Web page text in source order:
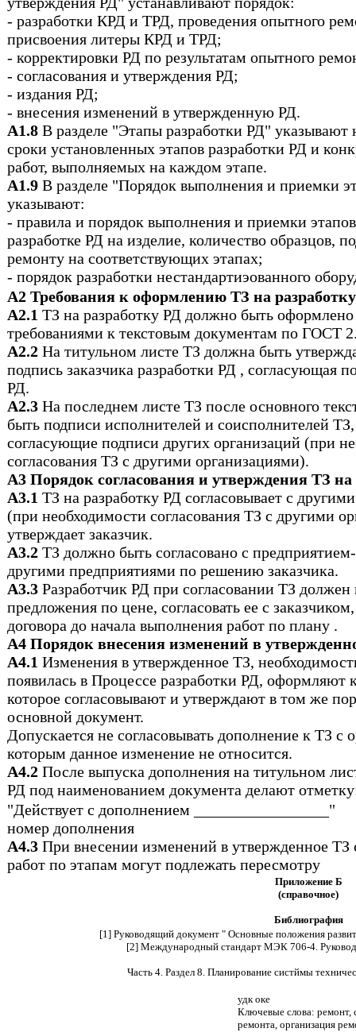
- разработки КРД и ТРД, проведения опытного
присвоения литеры КРД и ТРД;
- корректировки РД по результатам опытного
- согласования и утверждения РД;
- издания РД;
- внесения изменений в утвержденную РД.
А1.8 В разделе "Этапы разработки РД" указывают
сроки установленных этапов разработки РД и
работ, выполняемых на каждом этапе.
А1.9 В разделе "Порядок выполнения и приемки
указывают:
- правила и порядок выполнения и приемки
разработке РД на изделие, количество образцов,
ремонту на соответствующих этапах;
- порядок разработки нестандартиэованного
А2 Требования к оформлению ТЗ на
А2.1 ТЗ на разработку РД должно быть оформлено
требованиями к текстовым документам по ГОСТ
А2.2 На титульном листе ТЗ должна быть
подпись заказчика разработки РД , согласующая
РД.
А2.3 На последнем листе ТЗ после основного
быть подписи исполнителей и соисполнителей
согласующие подписи других организаций (при
согласования ТЗ с другими организациями).
A3 Порядок согласования и утверждения ТЗ на
A3.1 ТЗ на разработку РД согласовывает с
(при необходимости согласования ТЗ с другими
утверждает заказчик.
A3.2 ТЗ должно быть согласовано с
другими предприятиями по решению заказчика.
A3.3 Разработчик РД при согласовании ТЗ должен
предложения по цене, согласовать ее с
договора до начала выполнения работ по плану .
А4 Порядок внесения изменений в
А4.1 Изменения в утвержденное ТЗ,
появилась в Процессе разработки РД, оформляют
которое согласовывают и утверждают в том же
основной документ.
Допускается не согласовывать дополнение к ТЗ с
которым данное изменение не относится.
А4.2 После выпуска дополнения на титульном
РД под наименованием документа делают
"Действует с дополнением _________________"
номер дополнения
А4.3 При внесении изменений в утвержденное ТЗ
работ по этапам могут подлежать пересмотру
Приложение Б
(справочное)
Библиография
[1] Руководящий документ " Основные положения
[2] Международный стандарт МЭК 706-4.
Часть 4. Раздел 8. Планирование систймы
удк оке
Ключевые слова: ремонт,
ремонта, организация